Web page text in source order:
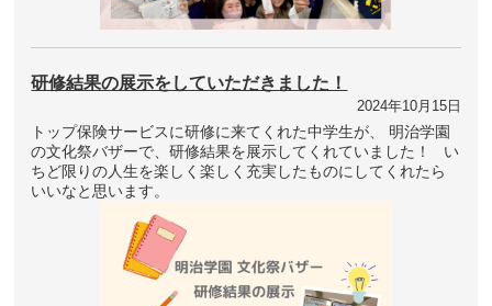
研修結果の展示をしていただきました！
2024年10月15日
トップ保険サービスに研修に来てくれた中学生が、 明治学園
の文化祭バザーで、研修結果を展示してくれていました！ い
ちど限りの人生を楽しく楽しく充実したものにしてくれたら
いいなと思います。